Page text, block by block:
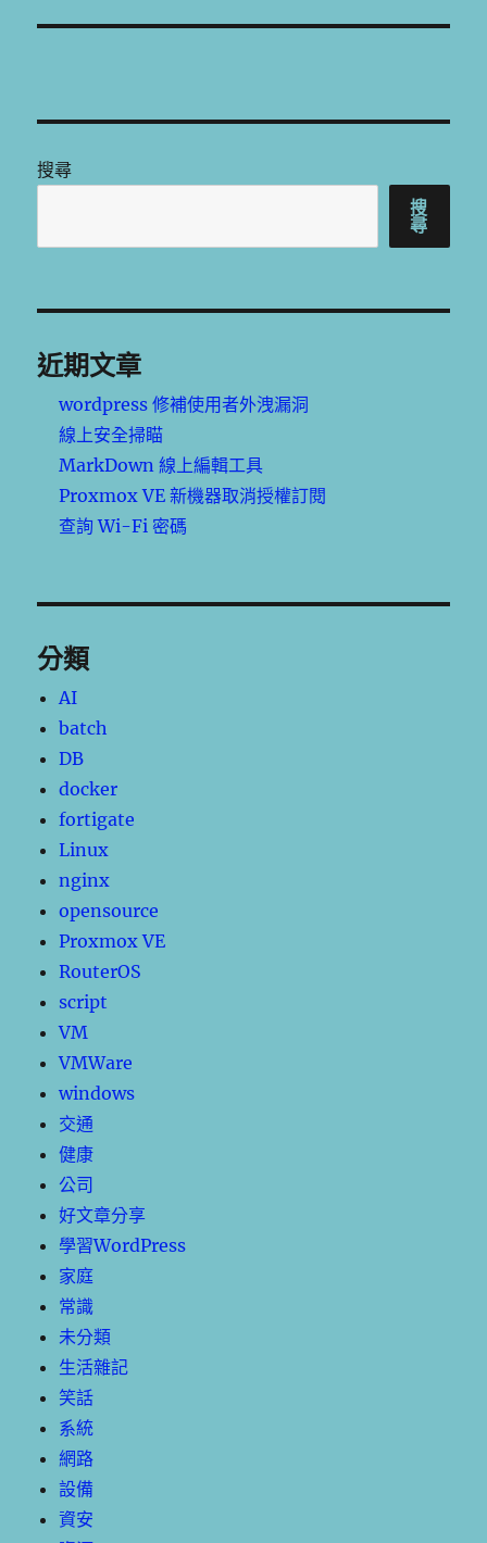
搜尋
搜
尋
近期文章
wordpress 修補使用者外洩漏洞
線上安全掃瞄
MarkDown 線上編輯工具
Proxmox VE 新機器取消授權訂閱
查詢 Wi-Fi 密碼
分類
AI
batch
DB
docker
fortigate
Linux
nginx
opensource
Proxmox VE
RouterOS
script
VM
VMWare
windows
交通
健康
公司
好文章分享
學習WordPress
家庭
常識
未分類
生活雜記
笑話
系統
網路
設備
資安